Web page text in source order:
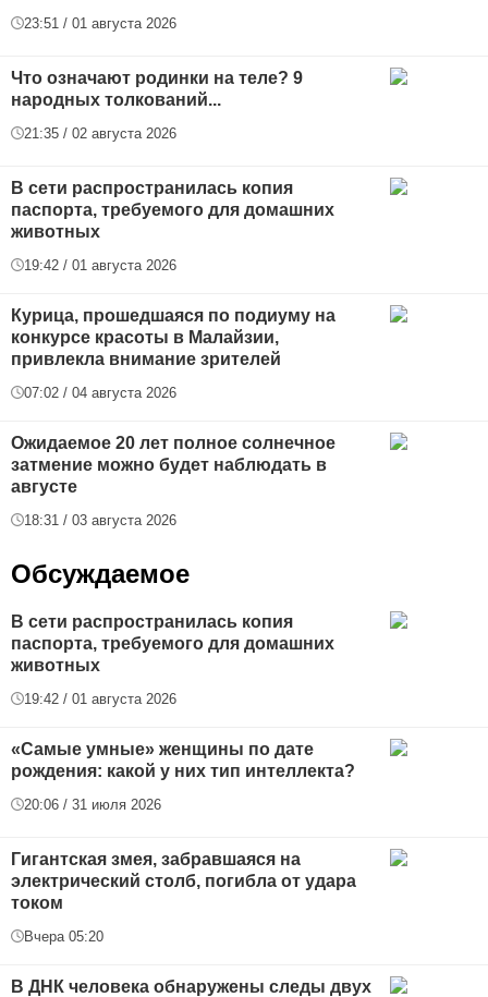
23:51 / 01 августа 2026
Что означают родинки на теле? 9
народных толкований...
21:35 / 02 августа 2026
В сети распространилась копия
паспорта, требуемого для домашних
животных
19:42 / 01 августа 2026
Курица, прошедшаяся по подиуму на
конкурсе красоты в Малайзии,
привлекла внимание зрителей
07:02 / 04 августа 2026
Ожидаемое 20 лет полное солнечное
затмение можно будет наблюдать в
августе
18:31 / 03 августа 2026
Обсуждаемое
В сети распространилась копия
паспорта, требуемого для домашних
животных
19:42 / 01 августа 2026
«Самые умные» женщины по дате
рождения: какой у них тип интеллекта?
20:06 / 31 июля 2026
Гигантская змея, забравшаяся на
электрический столб, погибла от удара
током
Вчера 05:20
В ДНК человека обнаружены следы двух